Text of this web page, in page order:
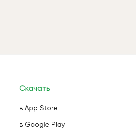
Скачать
в App Store
в Google Play